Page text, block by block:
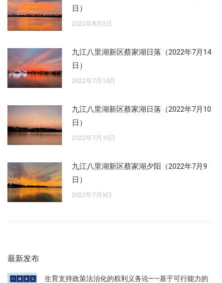
日）
2022年8月3日
九江八里湖新区蔡家湖日落（2022年7月14
日）
2022年7月14日
九江八里湖新区蔡家湖日落（2022年7月10
日）
2022年7月10日
九江八里湖新区蔡家湖夕阳（2022年7月9
日）
2022年7月9日
最新发布
生育支持政策法治化的权利义务论——基于可行能力的